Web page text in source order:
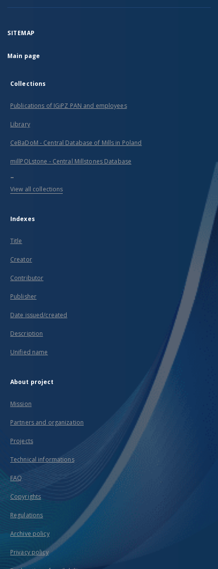
SITEMAP
Main page
Collections
Publications of IGiPZ PAN and employees
Library
CeBaDoM - Central Database of Mills in Poland
millPOLstone - Central Millstones Database
...
View all collections
Indexes
Title
Creator
Contributor
Publisher
Date issued/created
Description
Unified name
About project
Mission
Partners and organization
Projects
Technical informations
FAQ
Copyrights
Regulations
Archive policy
Privacy policy